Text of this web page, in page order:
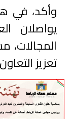
وأكد، في
يواصلان
المجالات،
تعزيز